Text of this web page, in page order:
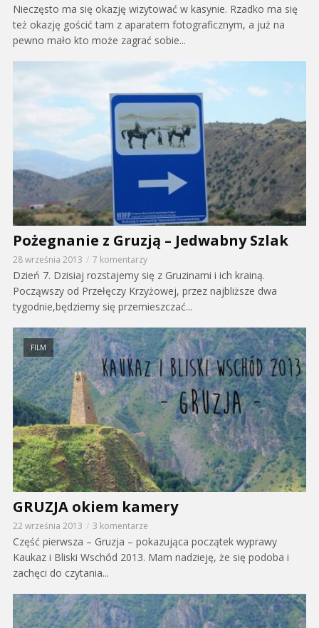
Nieczęsto ma się okazję wizytować w kasynie. Rzadko ma się
też okazję gościć tam z aparatem fotograficznym, a już na
pewno mało kto może zagrać sobie...
Pożegnanie z Gruzją – Jedwabny Szlak
28 września 2013 7 komentarzy
Dzień 7. Dzisiaj rozstajemy się z Gruzinami i ich krainą.
Począwszy od Przełęczy Krzyżowej, przez najbliższe dwa
tygodnie,będziemy się przemieszczać...
FILM
GRUZJA okiem kamery
22 września 2013 3 komentarze
Część pierwsza – Gruzja – pokazująca początek wyprawy
Kaukaz i Bliski Wschód 2013. Mam nadzieję, że się podoba i
zachęci do czytania...